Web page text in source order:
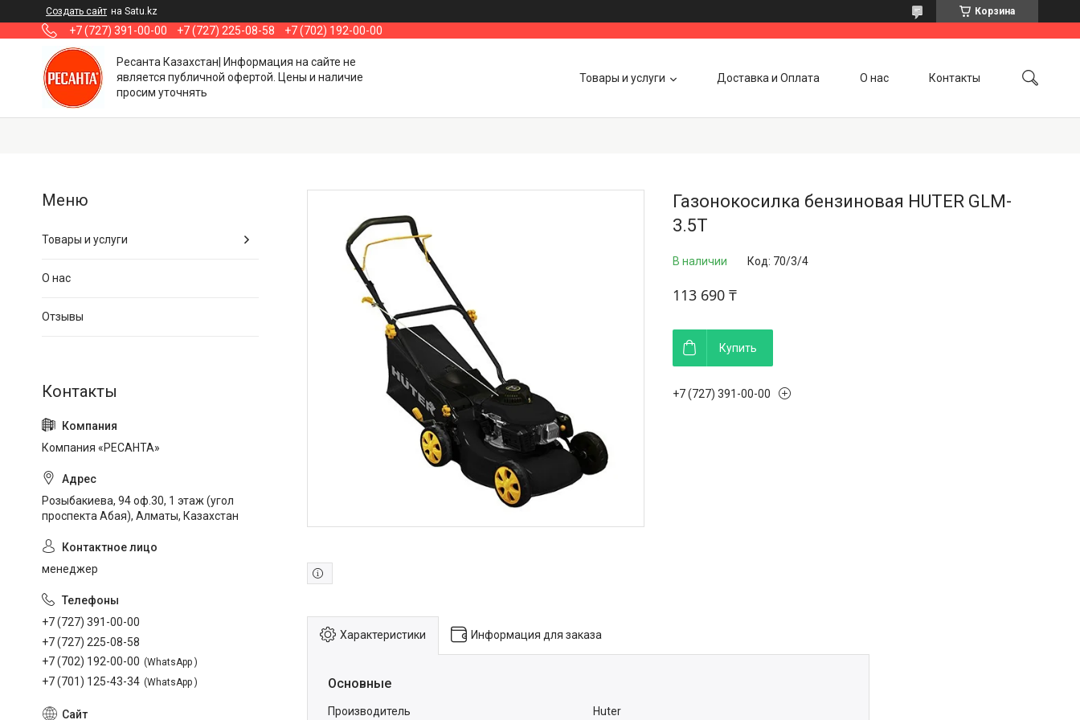
Создать сайт на Satu.kz Корзина
+7 (727) 391-00-00 +7 (727) 225-08-58 +7 (702) 192-00-00
Ресанта Казахстан| Информация на сайте не
является публичной офертой. Цены и наличие
просим уточнять
Товары и услуги Доставка и Оплата О нас Контакты
Газонокосилка бензиновая HUTER GLM-
3.5T
В наличии Код: 70/3/4
113 690 ₸
Купить
+7 (727) 391-00-00
Характеристики Информация для заказа
Основные
Производитель Huter
Товары и услуги
О нас
Отзывы
Компания «РЕСАНТА»
Розыбакиева, 94 оф.30, 1 этаж (угол
проспекта Абая), Алматы, Казахстан
менеджер
+7 (727) 391-00-00
+7 (727) 225-08-58
+7 (702) 192-00-00
WhatsApp
+7 (701) 125-43-34 WhatsApp